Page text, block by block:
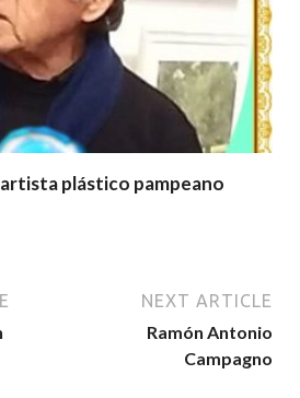
plástico pampeano
NEXT ARTICLE
Ramón Antonio
Campagno